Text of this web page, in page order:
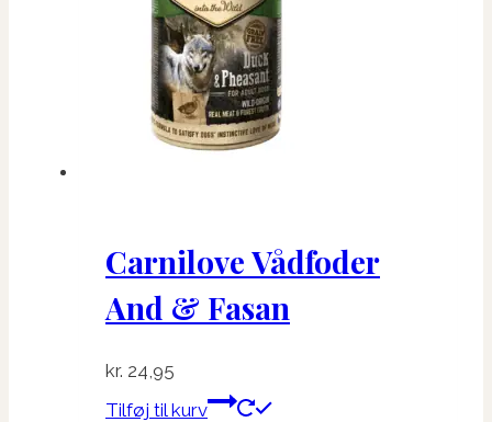
Carnilove Vådfoder
And & Fasan
kr. 24,95
Tilføj til kurv